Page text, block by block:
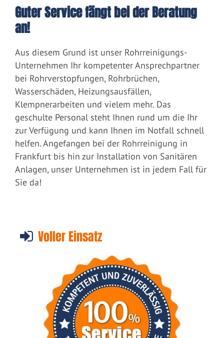
Guter Service fängt bei der Beratung
an!
Aus diesem Grund ist unser Rohrreinigungs-
Unternehmen Ihr kompetenter Ansprechpartner
bei Rohrverstopfungen, Rohrbrüchen,
Wasserschäden, Heizungsausfällen,
Klempnerarbeiten und vielem mehr. Das
geschulte Personal steht Ihnen rund um die Ihr
zur Verfügung und kann Ihnen im Notfall schnell
helfen. Angefangen bei der Rohrreinigung in
Frankfurt bis hin zur Installation von Sanitären
Anlagen, unser Unternehmen ist in jedem Fall für
Sie da!
Voller Einsatz